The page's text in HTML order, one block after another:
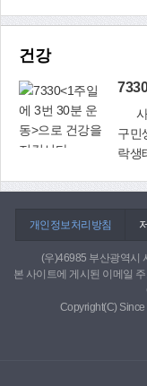
다.
않
능
우가
것
이
끌면
다.
적합
을
는
찬
핥고
바
커다
은
을
에
인다
다.
따라
호)
권)
복)
인
(정
△(주
업체
지
대범
시
금통
찌
한
성들
건강
번 30분 운동>으
시다
구민
락생
운영
로
장애
로
전
(테
민
(국
개인정보처리방침
(우)46985 부산광역시
본 사이트에 게시된 이메일
Copyright(C)